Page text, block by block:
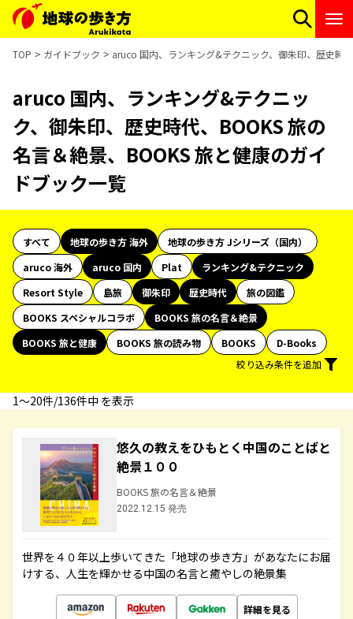
TOP ガイドブック aruco 国内、ランキング&テクニック、御朱印、歴史時
aruco 国内、ランキング&テクニッ
ク、御朱印、歴史時代、BOOKS 旅の
名言＆絶景、BOOKS 旅と健康のガイ
ドブック一覧
すべて 地球の歩き方 海外
地球の歩き方 Jシリーズ（国内）
aruco 海外
aruco 国内 Plat
ランキング&テクニック
Resort Style
島旅 御朱印 歴史時代
旅の図鑑
BOOKS スペシャルコラボ
BOOKS 旅の名言＆絶景
BOOKS 旅と健康
BOOKS 旅の読み物 BOOKS
D-Books
絞り込み条件を追加
1〜20件/136件中 を表示
悠久の教えをひもとく中国のことばと
絶景１００
BOOKS 旅の名言＆絶景
2022.12.15 発売
世界を４０年以上歩いてきた「地球の歩き方」があなたにお届
けする、人生を輝かせる中国の名言と癒やしの絶景集
詳細を見る